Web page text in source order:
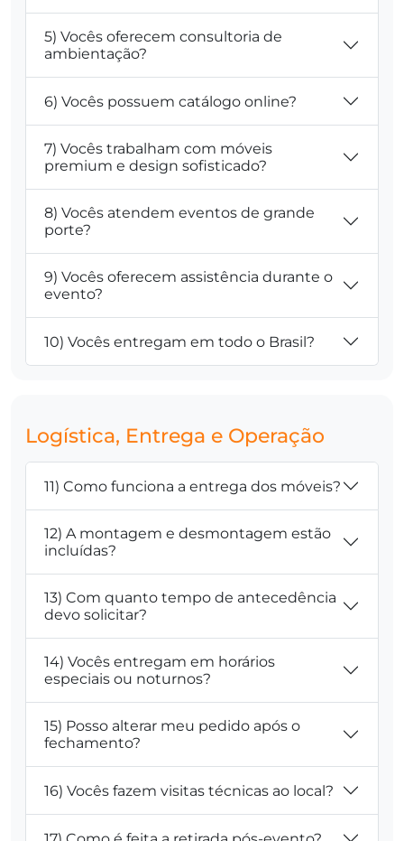
5) Vocês oferecem consultoria de
ambientação?
6) Vocês possuem catálogo online?
7) Vocês trabalham com móveis
premium e design sofisticado?
8) Vocês atendem eventos de grande
porte?
9) Vocês oferecem assistência durante o
evento?
10) Vocês entregam em todo o Brasil?
Logística, Entrega e Operação
11) Como funciona a entrega dos móveis?
12) A montagem e desmontagem estão
incluídas?
13) Com quanto tempo de antecedência
devo solicitar?
14) Vocês entregam em horários
especiais ou noturnos?
15) Posso alterar meu pedido após o
fechamento?
16) Vocês fazem visitas técnicas ao local?